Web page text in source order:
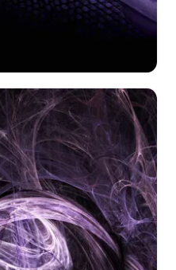
ドラゴン 紫の